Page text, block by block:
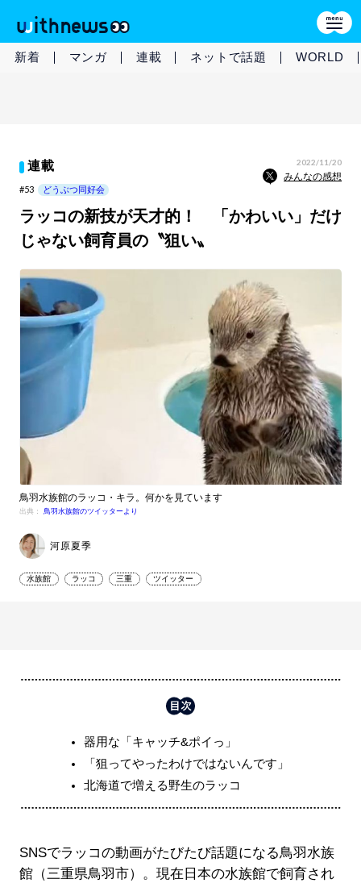
新着 マンガ 連載 ネットで話題 WORLD
連載 2022/11/20
みんなの感想
#53 どうぶつ同好会
ラッコの新技が天才的！ 「かわいい」だけ
じゃない飼育員の〝狙い〟
鳥羽水族館のラッコ・キラ。何かを見ています
出典： 鳥羽水族館のツイッターより
河原夏季
水族館 ラッコ 三重 ツイッター
器用な「キャッチ&ポイっ」
「狙ってやったわけではないんです」
北海道で増える野生のラッコ
SNSでラッコの動画がたびたび話題になる鳥羽水族
館（三重県鳥羽市）。現在日本の水族館で飼育され